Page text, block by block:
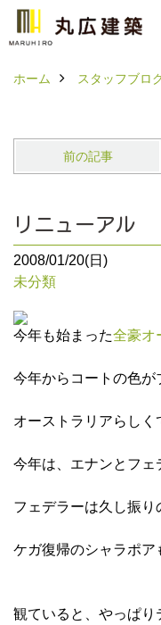
ホーム スタッフブロ
前の記事
リニューアル
2008/01/20(日)
未分類
今年も始まった全豪オ
今年からコートの色が
オーストラリアらしく
今年は、エナンとフ
フェデラーは久し振
ケガ復帰のシャラポア
観ていると、やっぱり